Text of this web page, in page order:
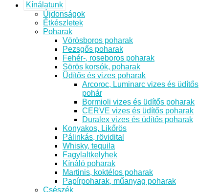
Kínálatunk
Újdonságok
Étkészletek
Poharak
Vörösboros poharak
Pezsgős poharak
Fehér-, roseboros poharak
Sörös korsók, poharak
Üdítős és vizes poharak
Arcoroc, Luminarc vizes és üdítős
pohár
Bormioli vizes és üdítős poharak
CERVE vizes és üdítős poharak
Duralex vizes és üdítős poharak
Konyakos, Likőrös
Pálinkás, rövidital
Whisky, tequila
Fagylaltkelyhek
Kínáló poharak
Martinis, koktélos poharak
Papírpoharak, műanyag poharak
Csészék